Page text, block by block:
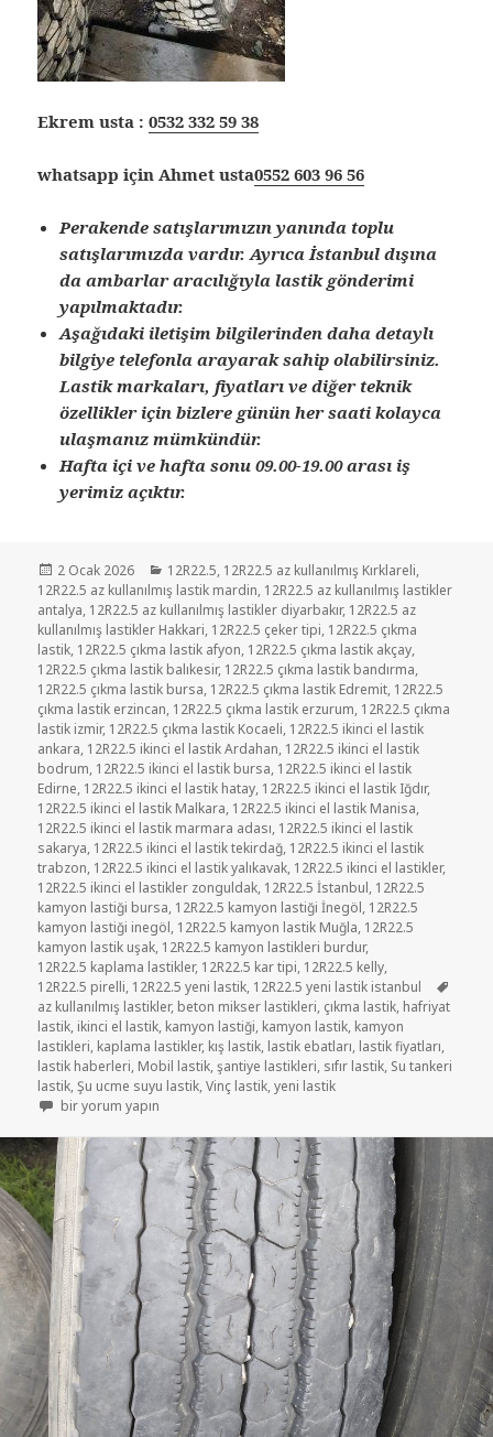
Ekrem usta :0532 332 59 38
whatsapp için Ahmet usta0552 603 96 56
Perakende satışlarımızın yanında toplu
satışlarımızda vardır. Ayrıca İstanbul dışına
da ambarlar aracılığıyla lastik gönderimi
yapılmaktadır.
Aşağıdaki iletişim bilgilerinden daha detaylı
bilgiye telefonla arayarak sahip olabilirsiniz.
Lastik markaları, fiyatları ve diğer teknik
özellikler için bizlere günün her saati kolayca
ulaşmanız mümkündür.
Hafta içi ve hafta sonu 09.00-19.00 arası iş
yerimiz açıktır.
Yayın
tarihi
2 Ocak 2026 Kategoriler
12R22.5, 12R22.5 az kullanılmış Kırklareli,
12R22.5 az kullanılmış lastik mardin, 12R22.5 az kullanılmış lastikler
antalya, 12R22.5 az kullanılmış lastikler diyarbakır, 12R22.5 az
kullanılmış lastikler Hakkari, 12R22.5 çeker tipi, 12R22.5 çıkma
lastik, 12R22.5 çıkma lastik afyon, 12R22.5 çıkma lastik akçay,
12R22.5 çıkma lastik balıkesir, 12R22.5 çıkma lastik bandırma,
12R22.5 çıkma lastik bursa, 12R22.5 çıkma lastik Edremit, 12R22.5
çıkma lastik erzincan, 12R22.5 çıkma lastik erzurum, 12R22.5 çıkma
lastik izmir, 12R22.5 çıkma lastik Kocaeli, 12R22.5 ikinci el lastik
ankara, 12R22.5 ikinci el lastik Ardahan, 12R22.5 ikinci el lastik
bodrum, 12R22.5 ikinci el lastik bursa, 12R22.5 ikinci el lastik
Edirne, 12R22.5 ikinci el lastik hatay, 12R22.5 ikinci el lastik Iğdır,
12R22.5 ikinci el lastik Malkara, 12R22.5 ikinci el lastik Manisa,
12R22.5 ikinci el lastik marmara adası, 12R22.5 ikinci el lastik
sakarya, 12R22.5 ikinci el lastik tekirdağ, 12R22.5 ikinci el lastik
trabzon, 12R22.5 ikinci el lastik yalıkavak, 12R22.5 ikinci el lastikler,
12R22.5 ikinci el lastikler zonguldak, 12R22.5 İstanbul, 12R22.5
kamyon lastiği bursa, 12R22.5 kamyon lastiği İnegöl, 12R22.5
kamyon lastiği inegöl, 12R22.5 kamyon lastik Muğla, 12R22.5
kamyon lastik uşak, 12R22.5 kamyon lastikleri burdur,
12R22.5 kaplama lastikler, 12R22.5 kar tipi, 12R22.5 kelly,
12R22.5 pirelli, 12R22.5 yeni lastik, 12R22.5 yeni lastik istanbul
az kullanılmış lastikler, beton mikser lastikleri, çıkma lastik, hafriyat
lastik, ikinci el lastik, kamyon lastiği, kamyon lastik, kamyon
lastikleri, kaplama lastikler, kış lastik, lastik ebatları, lastik fiyatları,
lastik haberleri, Mobil lastik,şantiye lastikleri, sıfır lastik, Su tankeri
lastik,Şu ucme suyu lastik,Vinç lastik,yeni lastik
SIFIR YENİ LASTİK 12R22.5 PİRELLİ için
bir yorum yapın